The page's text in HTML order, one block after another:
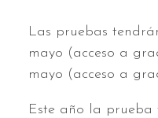
Las pruebas
mayo (acceso a
mayo (acceso a
Este año la prueba